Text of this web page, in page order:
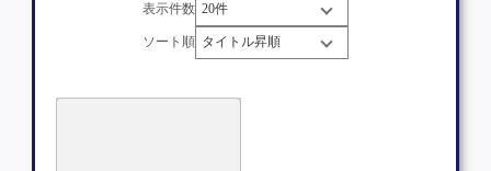
表示件数
ソート順